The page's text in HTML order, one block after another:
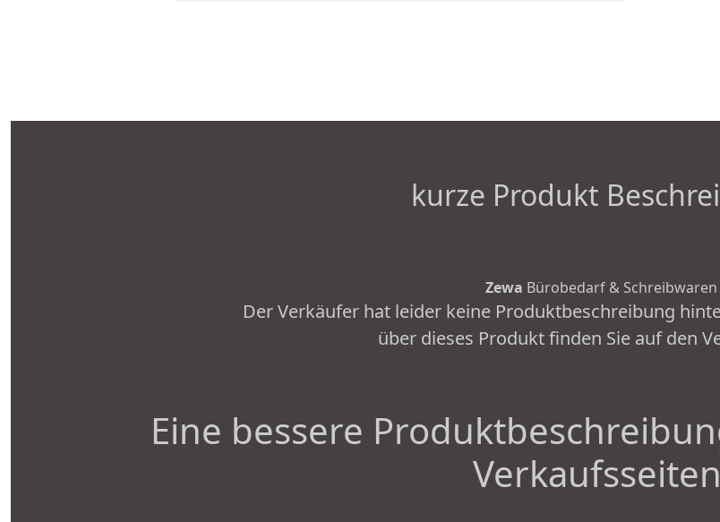
kurze Produkt
Zewa Bürobedarf & Schreibwaren
Der Verkäufer hat leider keine Produktbeschreibung
über dieses Produkt finden Sie auf den
Eine bessere